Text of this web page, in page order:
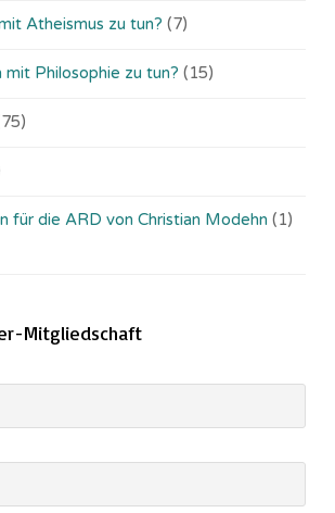
Atheismus zu tun? (7)
mit Philosophie zu tun? (15)
für die ARD von Christian Modehn (1)
Mitgliedschaft